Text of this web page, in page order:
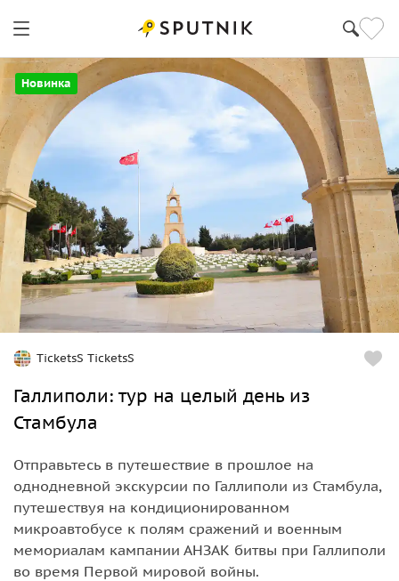
Новинка
TicketsS TicketsS
Галлиполи: тур на целый день из
Стамбула
Отправьтесь в путешествие в прошлое на
однодневной экскурсии по Галлиполи из Стамбула,
путешествуя на кондиционированном
микроавтобусе к полям сражений и военным
мемориалам кампании АНЗАК битвы при Галлиполи
во время Первой мировой войны.